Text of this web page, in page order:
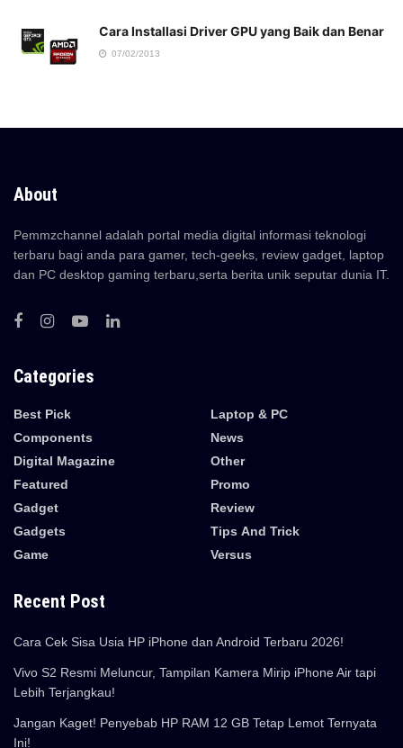
Cara Installasi Driver GPU yang Baik dan Benar
07/02/2013
About
Pemmzchannel adalah portal media digital informasi teknologi
terbaru bagi anda para gamer, tech-geeks, review gadget, laptop
dan PC desktop gaming terbaru,serta berita unik seputar dunia IT.
Categories
Best Pick
Components
Digital Magazine
Featured
Gadget
Gadgets
Game
Laptop & PC
News
Other
Promo
Review
Tips And Trick
Versus
Recent Post
Cara Cek Sisa Usia HP iPhone dan Android Terbaru 2026!
Vivo S2 Resmi Meluncur, Tampilan Kamera Mirip iPhone Air tapi
Lebih Terjangkau!
Jangan Kaget! Penyebab HP RAM 12 GB Tetap Lemot Ternyata
Ini!